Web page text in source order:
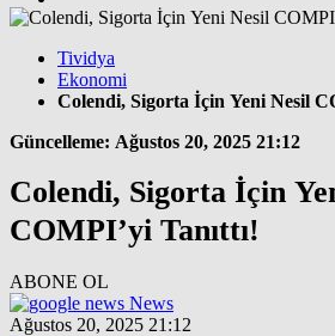
Tividya
Ekonomi
Colendi, Sigorta İçin Yeni Nesil
Güncelleme: Ağustos 20, 2025 21:12
Colendi, Sigorta İçin
COMPI’yi Tanıttı!
ABONE OL
News
Ağustos 20, 2025 21:12